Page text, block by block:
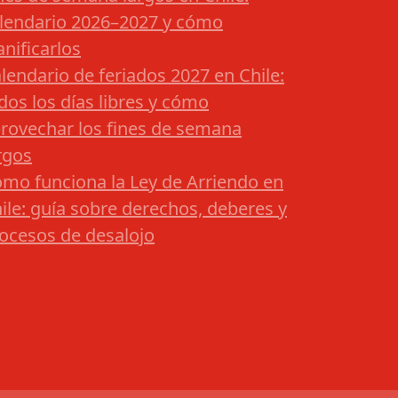
2026–2027 y cómo
de feriados 2027 en Chile:
los días libres y cómo
los fines de semana
funciona la Ley de Arriendo en
guía sobre derechos, deberes y
de desalojo